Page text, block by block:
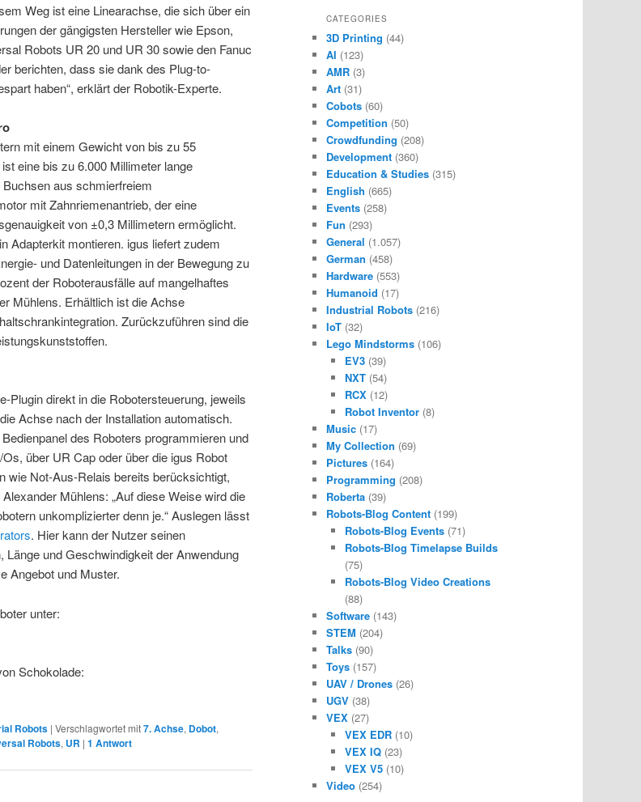
Weg ist eine Linearachse, die sich über ein
der gängigsten Hersteller wie Epson,
Robots UR 20 und UR 30 sowie den Fanuc
berichten, dass sie dank des Plug-to-
haben“, erklärt der Robotik-Experte.
mit einem Gewicht von bis zu 55
eine bis zu 6.000 Millimeter lange
aus schmierfreiem
mit Zahnriemenantrieb, der eine
von ±0,3 Millimetern ermöglicht.
Adapterkit montieren. igus liefert zudem
und Datenleitungen in der Bewegung zu
der Roboterausfälle auf mangelhaftes
Mühlens. Erhältlich ist die Achse
Zurückzuführen sind die
Plugin direkt in die Robotersteuerung, jeweils
Achse nach der Installation automatisch.
des Roboters programmieren und
über UR Cap oder über die igus Robot
wie Not-Aus-Relais bereits berücksichtigt,
Mühlens: „Auf diese Weise wird die
unkomplizierter denn je.“ Auslegen lässt
. Hier kann der Nutzer seinen
und Geschwindigkeit der Anwendung
Angebot und Muster.
unter:
Schokolade:
Robots |Verschlagwortet mit7. Achse, Dobot,
Robots, UR |1 Antwort
CATEGORIES
3D Printing (44)
AI (123)
AMR (3)
Art (31)
Cobots (60)
Competition (50)
Crowdfunding (208)
Development (360)
Education & Studies (315)
English (665)
Events (258)
Fun (293)
General (1.057)
German (458)
Hardware (553)
Humanoid (17)
Industrial Robots (216)
IoT (32)
Lego Mindstorms (106)
EV3(39)
NXT(54)
RCX(12)
Robot Inventor(8)
Music (17)
My Collection (69)
Pictures (164)
Programming (208)
Roberta (39)
Robots-Blog Content (199)
Robots-Blog Events(71)
Robots-Blog Timelapse Builds
(75)
Robots-Blog Video Creations
(88)
Software (143)
STEM (204)
Talks (90)
Toys (157)
UAV / Drones (26)
UGV (38)
VEX (27)
VEX EDR(10)
VEX IQ(23)
VEX V5(10)
Video (254)